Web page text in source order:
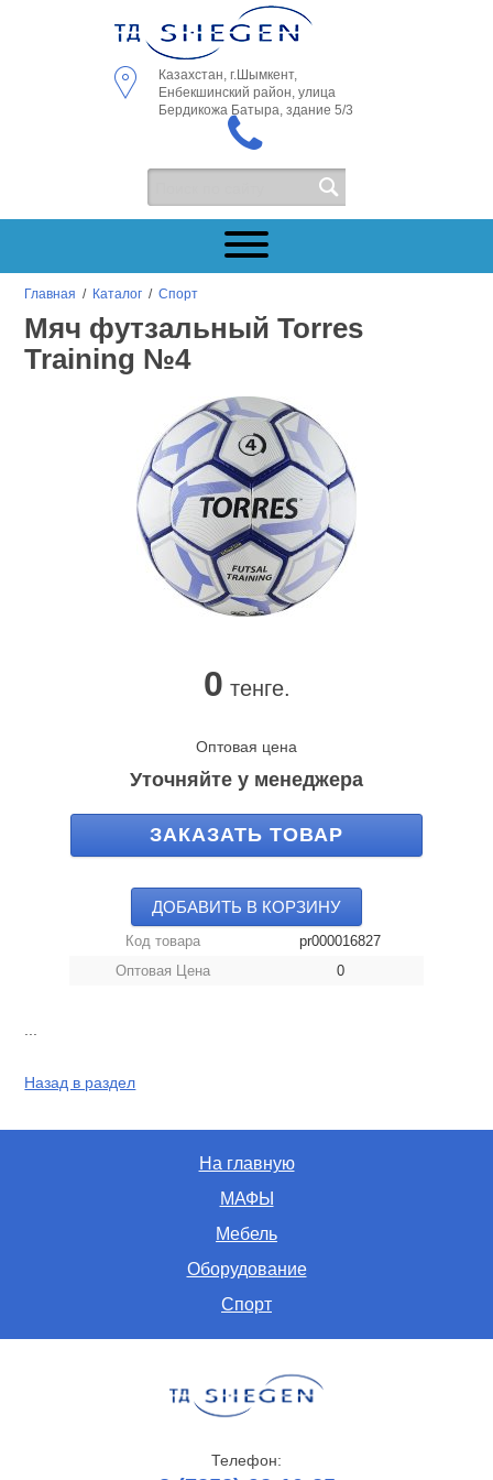
Казахстан, г.Шымкент,
Енбекшинский район, улица
Бердикожа Батыра, здание 5/3
Главная / Каталог /Спорт
Мяч футзальный Torres
Training №4
0 тенге.
Оптовая цена
Уточняйте у менеджера
ЗАКАЗАТЬ ТОВАР
ДОБАВИТЬ В КОРЗИНУ
Код товара
pr000016827
Оптовая Цена
0
Назад в раздел
На главную
МАФЫ
Мебель
Оборудование
Спорт
Телефон: